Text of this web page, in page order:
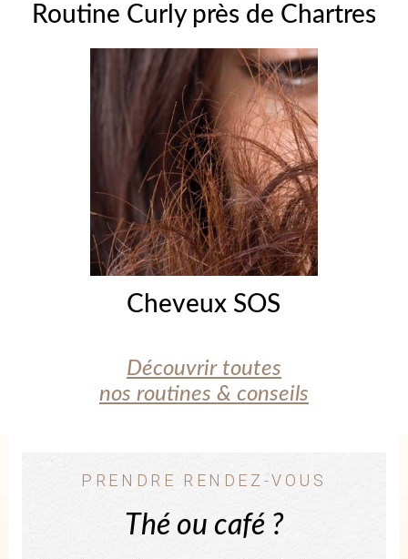
Routine Curly près de Chartres
Cheveux SOS
Découvrir toutes
nos routines & conseils
PRENDRE RENDEZ-VOUS
Thé ou café ?